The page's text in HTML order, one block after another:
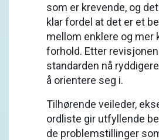
som er krevende, og
klar fordel at det er et
mellom enklere og mer
forhold. Etter
standarden nå
å orientere seg i.
Tilhørende veileder,
ordliste gir utfyllende
de problemstillinger